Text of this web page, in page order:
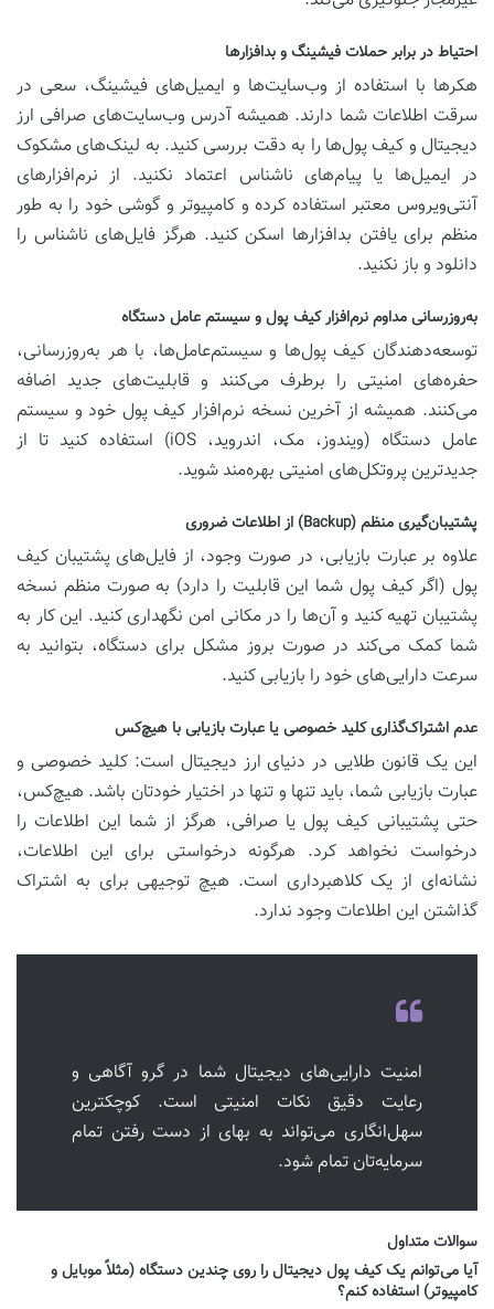
احتیاط در برابر حملات فیشینگ و بدافزارها
هکرها با استفاده از وب‌سایت‌ها و ایمیل‌های فیشینگ، سعی در
سرقت اطلاعات شما دارند. همیشه آدرس وب‌سایت‌های صرافی ارز
دیجیتال و کیف پول‌ها را به دقت بررسی کنید. به لینک‌های مشکوک
در ایمیل‌ها یا پیام‌های ناشناس اعتماد نکنید. از نرم‌افزارهای
آنتی‌ویروس معتبر استفاده کرده و کامپیوتر و گوشی خود را به طور
منظم برای یافتن بدافزارها اسکن کنید. هرگز فایل‌های ناشناس را
دانلود و باز نکنید.
به‌روزرسانی مداوم نرم‌افزار کیف پول و سیستم عامل دستگاه
توسعه‌دهندگان کیف پول‌ها و سیستم‌عامل‌ها، با هر به‌روزرسانی،
حفره‌های امنیتی را برطرف می‌کنند و قابلیت‌های جدید اضافه
می‌کنند. همیشه از آخرین نسخه نرم‌افزار کیف پول خود و سیستم
عامل دستگاه (ویندوز، مک، اندروید، iOS) استفاده کنید تا از
جدیدترین پروتکل‌های امنیتی بهره‌مند شوید.
پشتیبان‌گیری منظم (Backup) از اطلاعات ضروری
علاوه بر عبارت بازیابی، در صورت وجود، از فایل‌های پشتیبان کیف
پول (اگر کیف پول شما این قابلیت را دارد) به صورت منظم نسخه
پشتیبان تهیه کنید و آن‌ها را در مکانی امن نگهداری کنید. این کار به
شما کمک می‌کند در صورت بروز مشکل برای دستگاه، بتوانید به
سرعت دارایی‌های خود را بازیابی کنید.
عدم اشتراک‌گذاری کلید خصوصی یا عبارت بازیابی با هیچ‌کس
این یک قانون طلایی در دنیای ارز دیجیتال است: کلید خصوصی و
عبارت بازیابی شما، باید تنها و تنها در اختیار خودتان باشد. هیچ‌کس،
حتی پشتیبانی کیف پول یا صرافی، هرگز از شما این اطلاعات را
درخواست نخواهد کرد. هرگونه درخواستی برای این اطلاعات،
نشانه‌ای از یک کلاهبرداری است. هیچ توجیهی برای به اشتراک
گذاشتن این اطلاعات وجود ندارد.
امنیت دارایی‌های دیجیتال شما در گرو آگاهی و
رعایت دقیق نکات امنیتی است. کوچکترین
سهل‌انگاری می‌تواند به بهای از دست رفتن تمام
سرمایه‌تان تمام شود.
سوالات متداول
آیا می‌توانم یک کیف پول دیجیتال را روی چندین دستگاه (مثلاً موبایل و
کامپیوتر) استفاده کنم؟